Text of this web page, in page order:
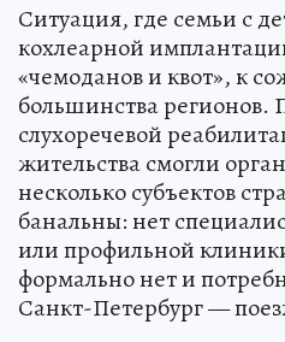
Ситуация, где семьи с
кохлеарной
«чемоданов и квот», к
большинства регионов.
слухоречевой
жительства смогли
несколько субъектов
банальны: нет
или профильной
формально нет и
Санкт-Петербург —